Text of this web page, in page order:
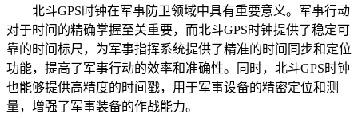
北斗GPS时钟在军事防卫领域中具有重要意义。军事行动
对于时间的精确掌握至关重要，而北斗GPS时钟提供了稳定可
靠的时间标尺，为军事指挥系统提供了精准的时间同步和定位
功能，提高了军事行动的效率和准确性。同时，北斗GPS时钟
也能够提供高精度的时间戳，用于军事设备的精密定位和测
量，增强了军事装备的作战能力。